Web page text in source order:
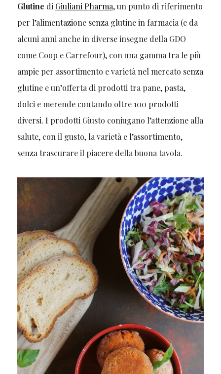
Glutine di Giuliani Pharma, un punto di riferimento
per l’alimentazione senza glutine in farmacia (e da
alcuni anni anche in diverse insegne della GDO
come Coop e Carrefour), con una gamma tra le più
ampie per assortimento e varietà nel mercato senza
glutine e un’offerta di prodotti tra pane, pasta,
dolci e merende contando oltre 100 prodotti
diversi. I prodotti Giusto coniugano l’attenzione alla
salute, con il gusto, la varietà e l’assortimento,
senza trascurare il piacere della buona tavola.